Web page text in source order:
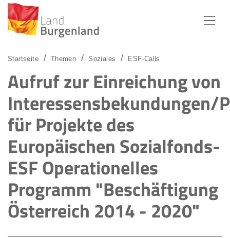
Startseite Themen Soziales ESF-Calls
Aufruf zur Einreichung von
Interessensbekundungen/
für Projekte des
Europäischen Sozialfonds-
ESF Operationelles
Programm "Beschäftigung
Österreich 2014 - 2020"